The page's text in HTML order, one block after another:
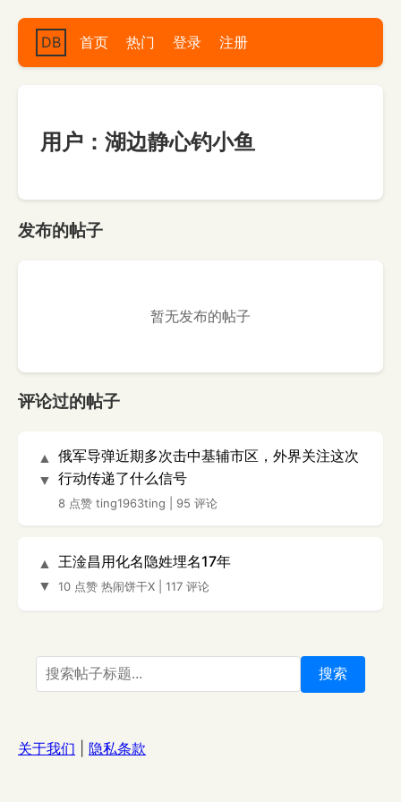
DB 首页 热门 登录 注册
用户：湖边静心钓小鱼
发布的帖子
暂无发布的帖子
评论过的帖子
▲
▼
俄军导弹近期多次击中基辅市区，外界关注这次
行动传递了什么信号
8 点赞 ting1963ting 95 评论
▲
▼
王淦昌用化名隐姓埋名17年
10 点赞 热闹饼干X 117 评论
搜索
关于我们 隐私条款